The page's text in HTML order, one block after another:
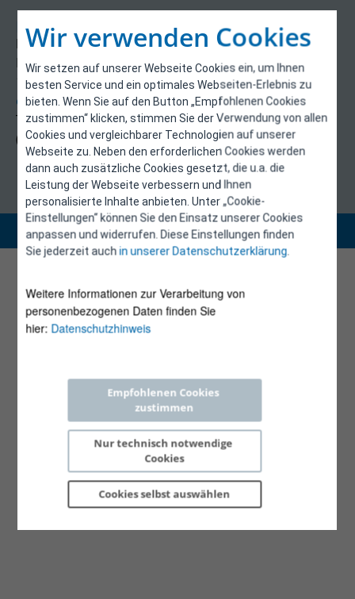
Wir verwenden Cookies
Wir setzen auf unserer Webseite Cookies ein, um Ihnen
besten Service und ein optimales Webseiten-Erlebnis zu
bieten. Wenn Sie auf den Button „Empfohlenen Cookies
zustimmen“ klicken, stimmen Sie der Verwendung von allen
Cookies und vergleichbarer Technologien auf unserer
Webseite zu. Neben den erforderlichen Cookies werden
dann auch zusätzliche Cookies gesetzt, die u.a. die
Leistung der Webseite verbessern und Ihnen
personalisierte Inhalte anbieten. Unter „Cookie-
Einstellungen“ können Sie den Einsatz unserer Cookies
anpassen und widerrufen. Diese Einstellungen finden
Sie jederzeit auchin unserer Datenschutzerklärung.
Weitere Informationen zur Verarbeitung von
personenbezogenen Daten finden Sie
hier: Datenschutzhinweis
Empfohlenen Cookies
zustimmen
Nur technisch notwendige
Cookies
Cookies selbst auswählen
Kontakt
E-Control
Rudolfsplatz 13a
1010 Wien
energieeffizienz@e-control.at
Tel +43 1 5324724
(Mo, Mi-Fr 09:30-12:30 Uhr)
Copyright 2026 © E-Control